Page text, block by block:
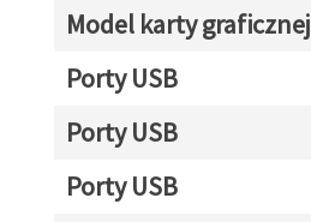
Model karty graficznej
Porty USB
Porty USB
Porty USB